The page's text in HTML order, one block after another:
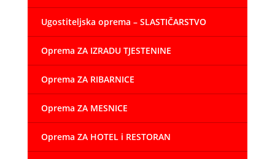
Ugostiteljska oprema – SLASTIČARSTVO
Oprema ZA IZRADU TJESTENINE
Oprema ZA RIBARNICE
Oprema ZA MESNICE
Oprema ZA HOTEL i RESTORAN